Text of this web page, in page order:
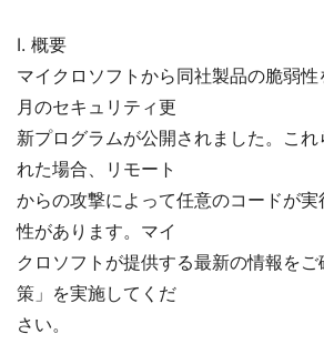
I. 概要
マイクロソフトから同社製品の脆弱
月のセキュリティ更
新プログラムが公開されました。これ
れた場合、リモート
からの攻撃によって任意のコードが
性があります。マイ
クロソフトが提供する最新の情報を
策」を実施してくだ
さい。